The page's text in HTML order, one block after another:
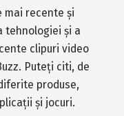
mai recente și
tehnologiei și a
clipuri video
Puteți citi, de
produse,
și jocuri.